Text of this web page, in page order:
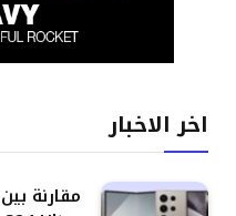
اخر الاخبار